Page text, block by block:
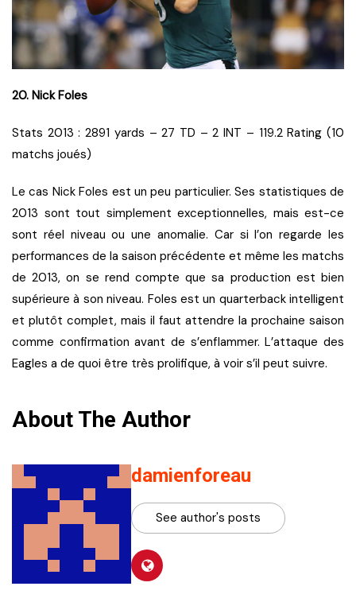
20. Nick Foles
Stats 2013 : 2891 yards – 27 TD – 2 INT – 119.2 Rating (10
matchs joués)
Le cas Nick Foles est un peu particulier. Ses statistiques de
2013 sont tout simplement exceptionnelles, mais est-ce
sont réel niveau ou une anomalie. Car si l’on regarde les
performances de la saison précédente et même les matchs
de 2013, on se rend compte que sa production est bien
supérieure à son niveau. Foles est un quarterback intelligent
et plutôt complet, mais il faut attendre la prochaine saison
comme confirmation avant de s’enflammer. L’attaque des
Eagles a de quoi être très prolifique, à voir s’il peut suivre.
About The Author
damienforeau
See author's posts